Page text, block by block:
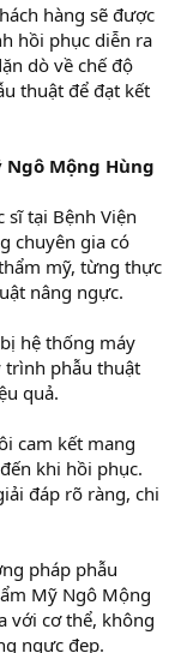
hàng sẽ được
hồi phục diễn ra
dò về chế độ
thuật để đạt kết
Ngô Mộng Hùng
sĩ tại Bệnh Viện
chuyên gia có
mỹ, từng thực
nâng ngực.
hệ thống máy
trình phẫu thuật
quả.
cam kết mang
khi hồi phục.
đáp rõ ràng, chi
pháp phẫu
Mỹ Ngô Mộng
với cơ thể, không
ngực đẹp.